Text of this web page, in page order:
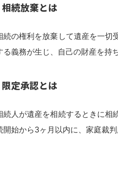
相続放棄とは
続の権利を放棄して遺産を一切
る義務が生じ、自己の財産を持
限定承認とは
続人が遺産を相続するときに相
開始から3ヶ月以内に、家庭裁